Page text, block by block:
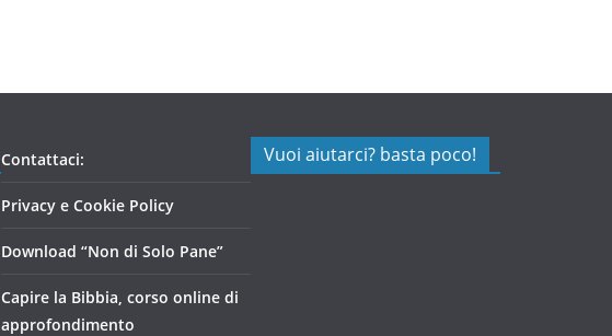
Contattaci:
Privacy e Cookie Policy
Download “Non di Solo Pane”
Capire la Bibbia, corso online di
approfondimento
Vuoi aiutarci? basta poco!